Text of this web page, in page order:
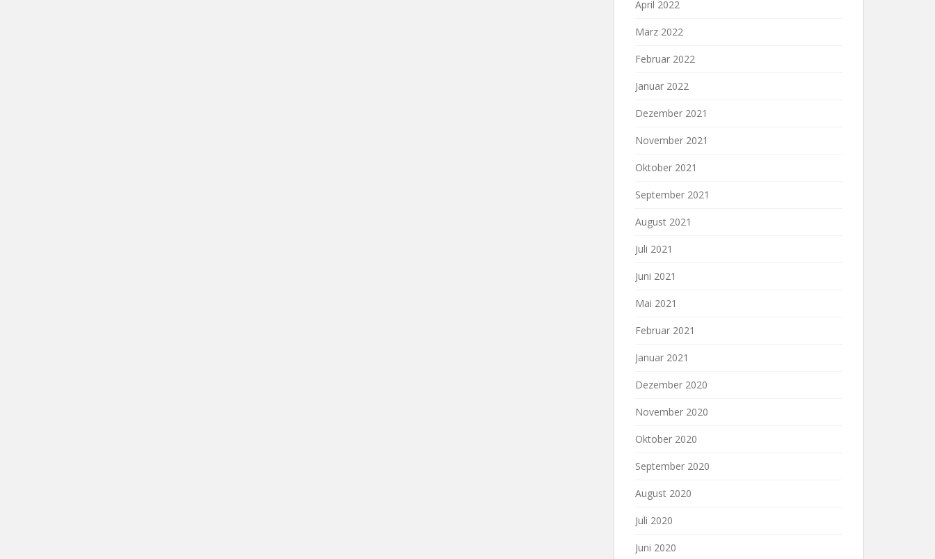
April 2022
März 2022
Februar 2022
Januar 2022
Dezember 2021
November 2021
Oktober 2021
September 2021
August 2021
Juli 2021
Juni 2021
Mai 2021
Februar 2021
Januar 2021
Dezember 2020
November 2020
Oktober 2020
September 2020
August 2020
Juli 2020
Juni 2020